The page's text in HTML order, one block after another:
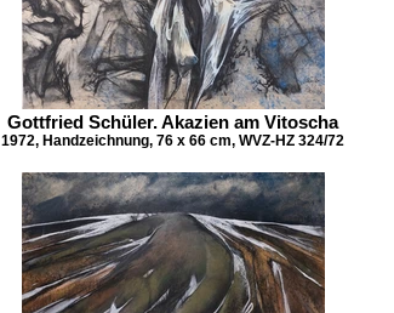
Gottfried Schüler. Akazien am Vitoscha
1972, Handzeichnung, 76 x 66 cm, WVZ-HZ 324/72